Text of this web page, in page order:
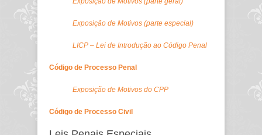
Exposição de Motivos (parte especial)
LICP – Lei de Introdução ao Código Penal
Código de Processo Penal
Exposição de Motivos do CPP
Código de Processo Civil